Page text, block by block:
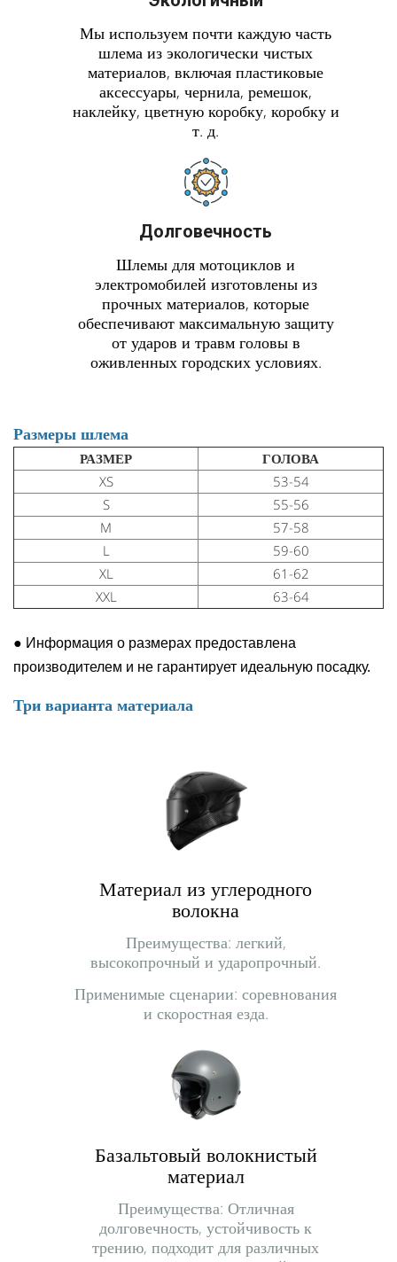
Мы используем почти каждую часть
шлема из экологически чистых
материалов, включая пластиковые
аксессуары, чернила, ремешок,
наклейку, цветную коробку, коробку и
т. д.
Долговечность
Шлемы для мотоциклов и
электромобилей изготовлены из
прочных материалов, которые
обеспечивают максимальную защиту
от ударов и травм головы в
оживленных городских условиях.
Размеры шлема
РАЗМЕР
ГОЛОВА
XS
53-54
S
55-56
M
57-58
L
59-60
XL
61-62
XXL
63-64
● Информация о размерах предоставлена
производителем и не гарантирует идеальную посадку.
Три варианта материала
Материал из углеродного
волокна
Преимущества: легкий,
высокопрочный и ударопрочный.
Применимые сценарии: соревнования
и скоростная езда.
Базальтовый волокнистый
материал
Преимущества: Отличная
долговечность, устойчивость к
трению, подходит для различных